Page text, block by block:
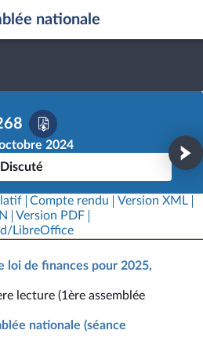
nationale
2024
Discuté
Compte rendu
Version XML
Version PDF
LibreOffice
loi de finances pour 2025,
lecture (1ère assemblée
nationale (séance